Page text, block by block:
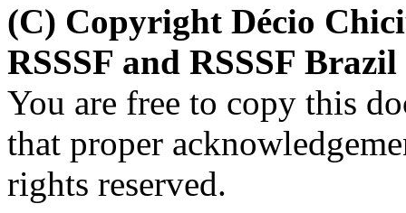
(C) Copyright Décio
RSSSF and RSSSF Brazil
You are free to copy this
that proper
rights reserved.